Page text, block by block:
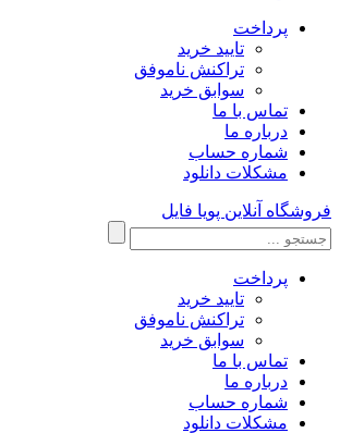
پرداخت
تایید خرید
تراکنش ناموفق
سوابق خرید
تماس با ما
درباره ما
شماره حساب
مشکلات دانلود
فروشگاه آنلاین پویا فایل
پرداخت
تایید خرید
تراکنش ناموفق
سوابق خرید
تماس با ما
درباره ما
شماره حساب
مشکلات دانلود